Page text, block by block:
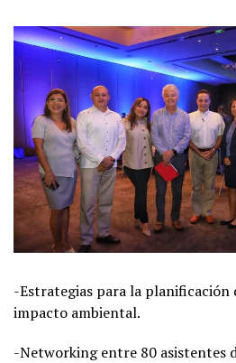
-Estrategias para la planificación
impacto ambiental.
-Networking entre 80 asistentes